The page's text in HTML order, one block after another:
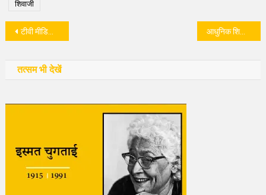
शिवाजी
पोस्ट
टीवी मीडिया का अंधायुग और टीआरपी की होड़ आधुनिक शिक्षा नीति में मौलाना आज़ाद का रोल अहम क्यों है?
तत्सम भी देखें